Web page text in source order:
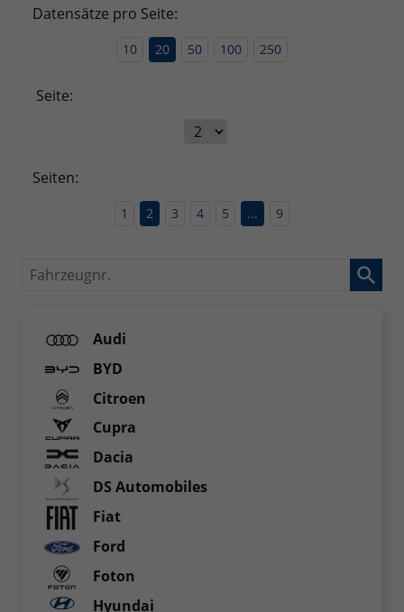
Datensätze pro Seite:
10 20 50 100 250
Seite:
Seiten:
1 2 3 4 5 ... 9
Fahrzeugnr.
Audi
BYD
Citroen
Cupra
Dacia
DS Automobiles
Fiat
Ford
Foton
Hyundai